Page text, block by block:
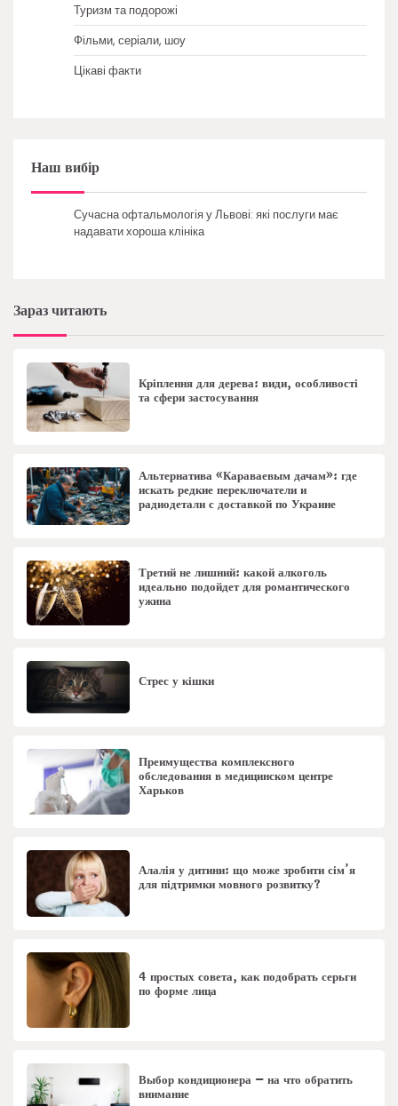
Туризм та подорожі
Фільми, серіали, шоу
Цікаві факти
Наш вибір
Сучасна офтальмологія у Львові: які послуги має
надавати хороша клініка
Зараз читають
Кріплення для дерева: види, особливості
та сфери застосування
Альтернатива «Караваевым дачам»: где
искать редкие переключатели и
радиодетали с доставкой по Украине
Третий не лишний: какой алкоголь
идеально подойдет для романтического
ужина
Стрес у кішки
Преимущества комплексного
обследования в медицинском центре
Харьков
Алалія у дитини: що може зробити сім’я
для підтримки мовного розвитку?
4 простых совета, как подобрать серьги
по форме лица
Выбор кондиционера – на что обратить
внимание